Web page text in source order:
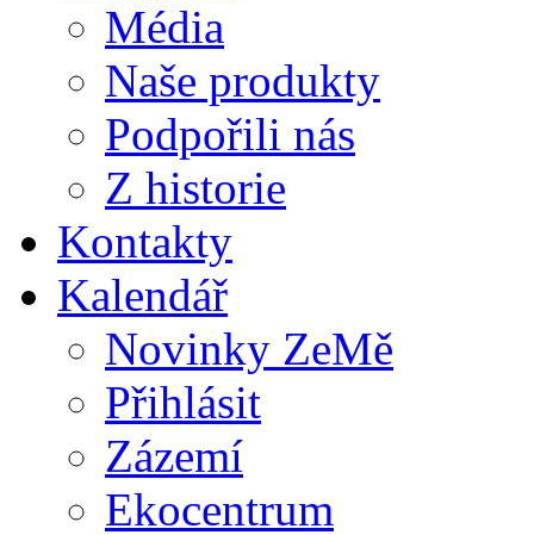
Média
Naše produkty
Podpořili nás
Z historie
Kontakty
Kalendář
Novinky ZeMě
Přihlásit
Zázemí
Ekocentrum